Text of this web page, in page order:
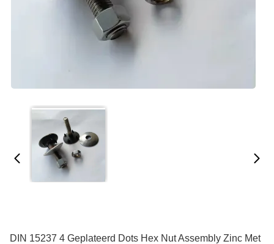
DIN 15237 4 Geplateerd Dots Hex Nut Assembly Zinc Met